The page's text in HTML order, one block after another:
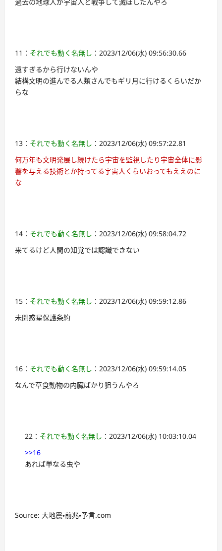
過去の地球人が宇宙人と戦争して滅ぼしたんやろ
11： それでも動く名無し ：2023/12/06(水) 09:56:30.66
遠すぎるから行けないんや
結構文明の進んでる人類さんでもギリ月に行けるくらいだか
らな
13： それでも動く名無し ：2023/12/06(水) 09:57:22.81
何万年も文明発展し続けたら宇宙を監視したり宇宙全体に影
響を与える技術とか持ってる宇宙人くらいおってもええのに
な
14： それでも動く名無し ：2023/12/06(水) 09:58:04.72
来てるけど人間の知覚では認識できない
15： それでも動く名無し ：2023/12/06(水) 09:59:12.86
未開惑星保護条約
16： それでも動く名無し ：2023/12/06(水) 09:59:14.05
なんで草食動物の内臓ばかり狙うんやろ
22： それでも動く名無し ：2023/12/06(水) 10:03:10.04
>>16
あれば単なる虫や
Source: 大地震・前兆・予言.com